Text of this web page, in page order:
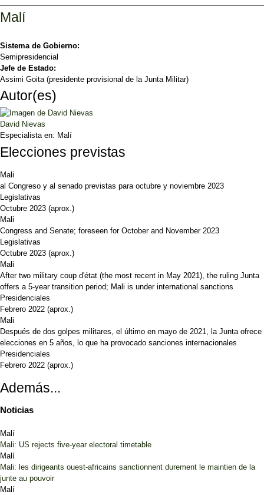
Malí
Sistema de Gobierno:
Semipresidencial
Jefe de Estado:
Assimi Goita (presidente provisional de la Junta Militar)
Autor(es)
David Nievas
Especialista en: Malí
Elecciones previstas
Mali
al Congreso y al senado previstas para octubre y noviembre 2023
Legislativas
Octubre 2023 (aprox.)
Mali
Congress and Senate; foreseen for October and November 2023
Legislativas
Octubre 2023 (aprox.)
Mali
After two military coup d'état (the most recent in May 2021), the ruling Junta
offers a 5-year transition period; Mali is under international sanctions
Presidenciales
Febrero 2022 (aprox.)
Mali
Después de dos golpes militares, el último en mayo de 2021, la Junta ofrece
elecciones en 5 años, lo que ha provocado sanciones internacionales
Presidenciales
Febrero 2022 (aprox.)
Además...
Noticias
Malí
Mali: US rejects five-year electoral timetable
Malí
Mali: les dirigeants ouest-africains sanctionnent durement le maintien de la
junte au pouvoir
Malí